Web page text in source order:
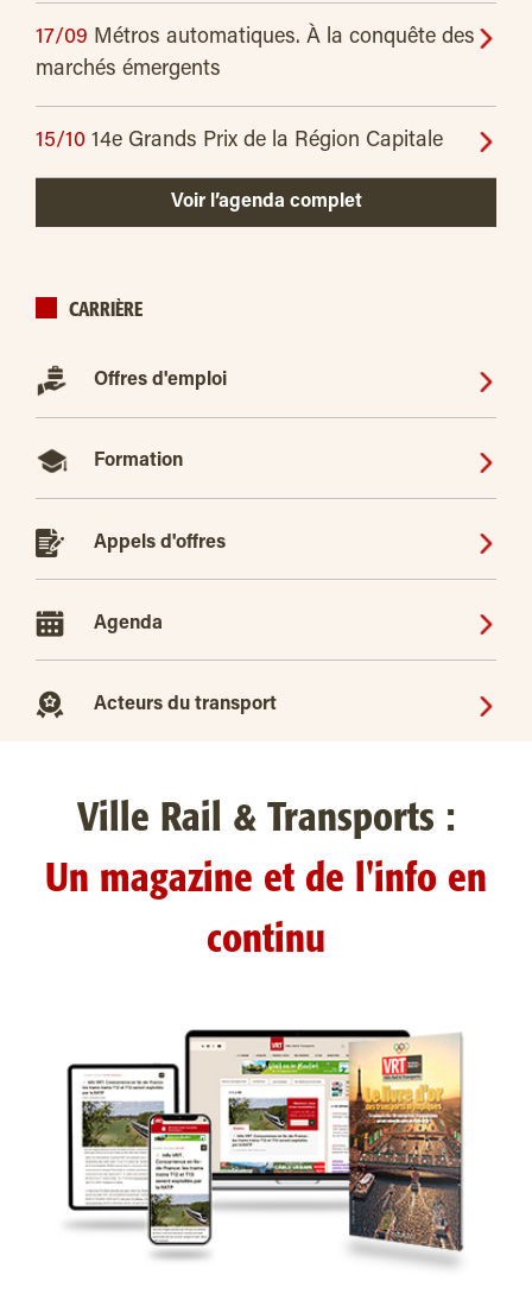
17/09 Métros automatiques. À la conquête des
marchés émergents
15/10 14e Grands Prix de la Région Capitale
Voir l’agenda complet
CARRIÈRE
Offres d'emploi
Formation
Appels d'offres
Agenda
Acteurs du transport
Ville Rail & Transports :
Un magazine et de l'info en
continu